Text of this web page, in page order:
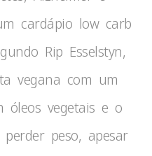
cardápio low carb
Rip Esselstyn,
vegana com um
óleos vegetais e o
peso, apesar